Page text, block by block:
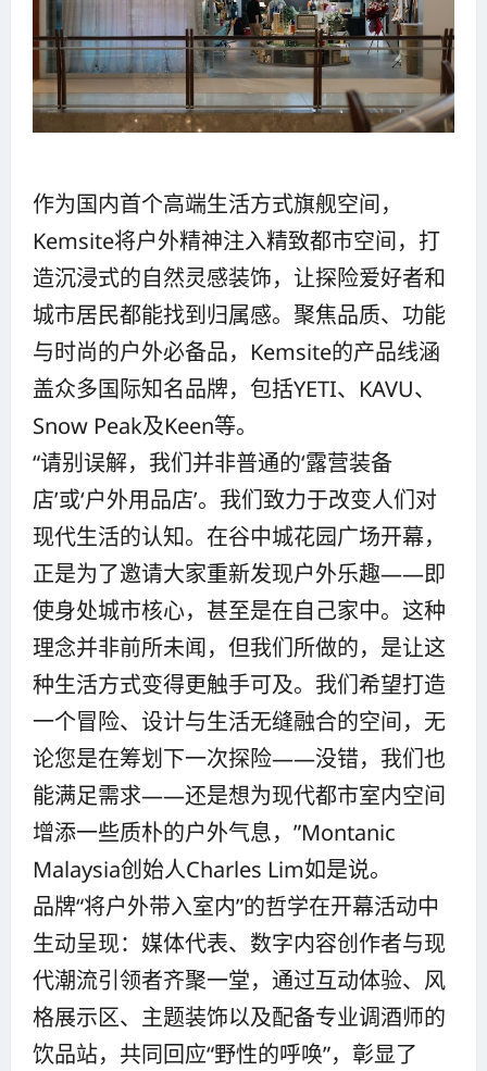
作为国内首个高端生活方式旗舰空间，
Kemsite将户外精神注入精致都市空间，打
造沉浸式的自然灵感装饰，让探险爱好者和
城市居民都能找到归属感。聚焦品质、功能
与时尚的户外必备品，Kemsite的产品线涵
盖众多国际知名品牌，包括YETI、KAVU、
Snow Peak及Keen等。
“请别误解，我们并非普通的‘露营装备
店’或‘户外用品店’。我们致力于改变人们对
现代生活的认知。在谷中城花园广场开幕，
正是为了邀请大家重新发现户外乐趣——即
使身处城市核心，甚至是在自己家中。这种
理念并非前所未闻，但我们所做的，是让这
种生活方式变得更触手可及。我们希望打造
一个冒险、设计与生活无缝融合的空间，无
论您是在筹划下一次探险——没错，我们也
能满足需求——还是想为现代都市室内空间
增添一些质朴的户外气息，”Montanic
Malaysia创始人Charles Lim如是说。
品牌“将户外带入室内”的哲学在开幕活动中
生动呈现：媒体代表、数字内容创作者与现
代潮流引领者齐聚一堂，通过互动体验、风
格展示区、主题装饰以及配备专业调酒师的
饮品站，共同回应“野性的呼唤”，彰显了